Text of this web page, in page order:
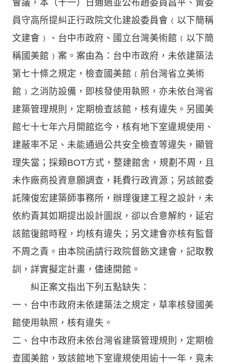
會議，本（十一）日通過並公布趙委員昌平、黃委
員守高所提糾正行政院文化建設委員會﹙以下簡稱
文建會﹚、台中市政府、國立台灣美術館﹙以下簡
稱國美館﹚案。案由為：台中市政府，未依建築法
第七十條之規定，檢查國美館﹙前台灣省立美術
館﹚之消防設備，即核發使用執照，亦未依台灣省
建築管理規則，定期檢查該館，核有違失。另國美
館七十七年六月開館迄今，核有地下室違規使用、
建蔽率不足、未能通過公共安全檢查等違失，顯管
理失當；採類BOT方式，整建館舍，規劃不周，且
未作廠商投資意願調查，耗費行政資源；另該館委
託陳俊宏建築師事務所，辦理復建工程之設計，未
依約責其如期提出設計圖說，卻以合意解約，延宕
該館復館時程，均核有違失；另文建會亦核有監督
不周之責。由本院函請行政院督飭文建會，記取教
訓，詳實擬定計畫，儘速開館。
糾正案文指出下列五點缺失：
一、台中市政府未依建築法之規定，草率核發國美
館使用執照，核有違失。
二、台中市政府未依台灣省建築管理規則，定期檢
查國美館，致該館地下室違規使用逾十一年，竟未